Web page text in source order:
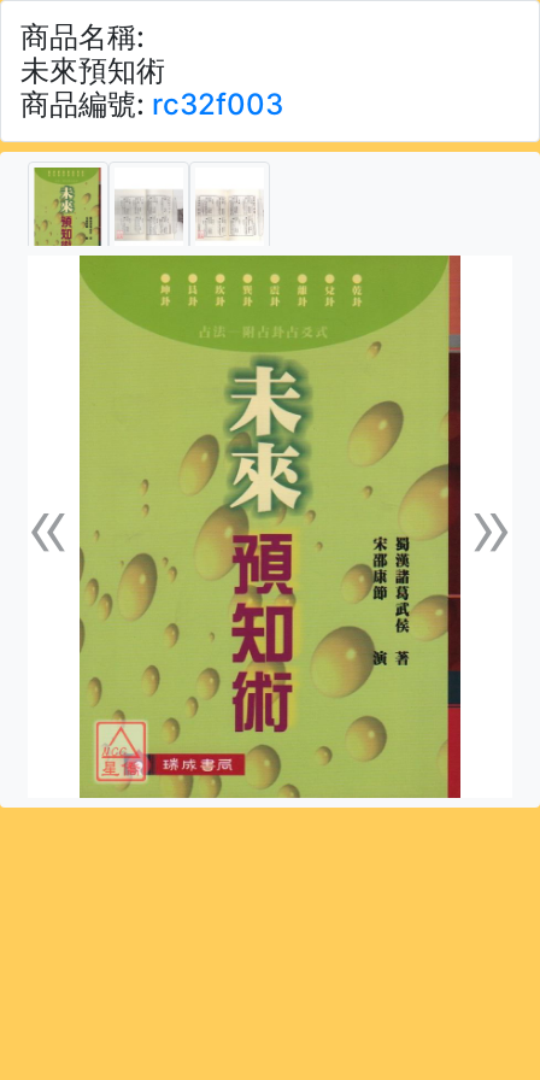
商品名稱:
未來預知術
商品編號: rc32f003
«上一張 »下一